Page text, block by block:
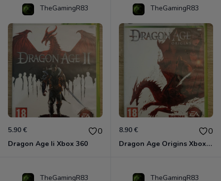
TheGamingR83
5.90 € 0
Dragon Age Ii Xbox 360
TheGamingR83
8.90 € 0
Dragon Age Origins Xbox 360
TheGamingR83 TheGamingR83